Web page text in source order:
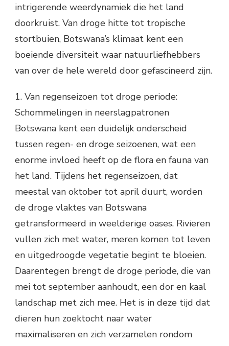
intrigerende weerdynamiek die het land
doorkruist. Van droge hitte tot tropische
stortbuien, Botswana’s klimaat kent een
boeiende diversiteit waar natuurliefhebbers
van over de hele wereld door gefascineerd zijn.
1. Van regenseizoen tot droge periode:
Schommelingen in neerslagpatronen
Botswana kent een duidelijk onderscheid
tussen regen- en droge seizoenen, wat een
enorme invloed heeft op de flora en fauna van
het land. Tijdens het regenseizoen, dat
meestal van oktober tot april duurt, worden
de droge vlaktes van Botswana
getransformeerd in weelderige oases. Rivieren
vullen zich met water, meren komen tot leven
en uitgedroogde vegetatie begint te bloeien.
Daarentegen brengt de droge periode, die van
mei tot september aanhoudt, een dor en kaal
landschap met zich mee. Het is in deze tijd dat
dieren hun zoektocht naar water
maximaliseren en zich verzamelen rondom